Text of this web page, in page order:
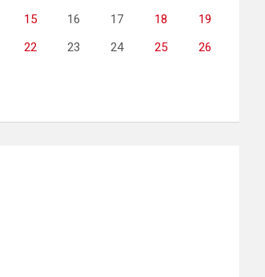
15 16 17 18
19
22 23 24 25
26